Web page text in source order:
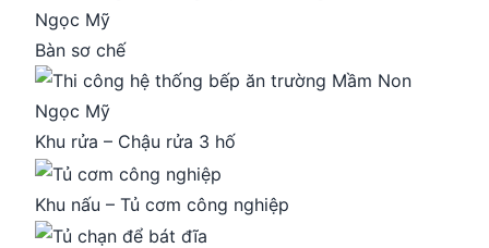
Bàn sơ chế
Khu rửa – Chậu rửa 3 hố
Khu nấu – Tủ cơm công nghiệp